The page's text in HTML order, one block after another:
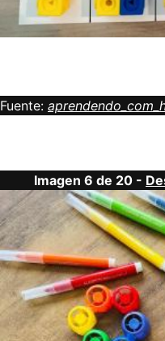
Fuente:
Imagen 6 de 20 -